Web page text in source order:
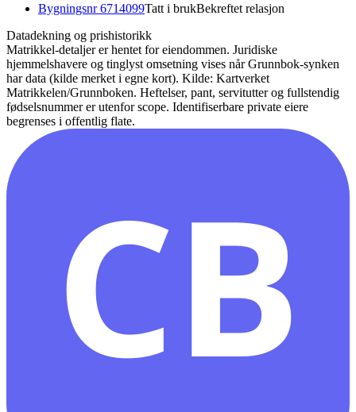
Bygningsnr6714099Tatt i brukBekreftet relasjon
Datadekning og prishistorikk
Matrikkel-detaljer er hentet for eiendommen. Juridiske
hjemmelshavere og tinglyst omsetning vises når Grunnbok-synken
har data (kilde merket i egne kort). Kilde: Kartverket
Matrikkelen/Grunnboken. Heftelser, pant, servitutter og fullstendig
fødselsnummer er utenfor scope. Identifiserbare private eiere
begrenses i offentlig flate.
CB